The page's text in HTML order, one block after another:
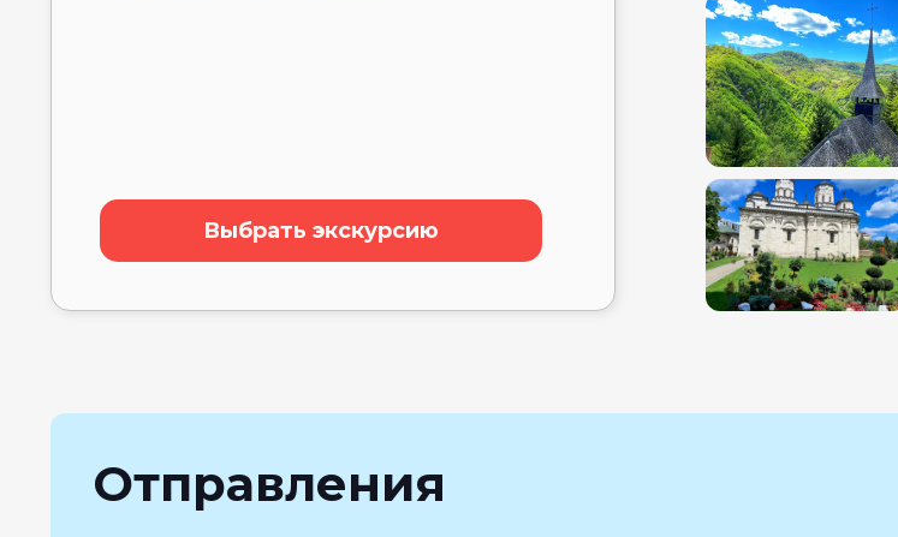
Выбрать экскурсию
Отправления